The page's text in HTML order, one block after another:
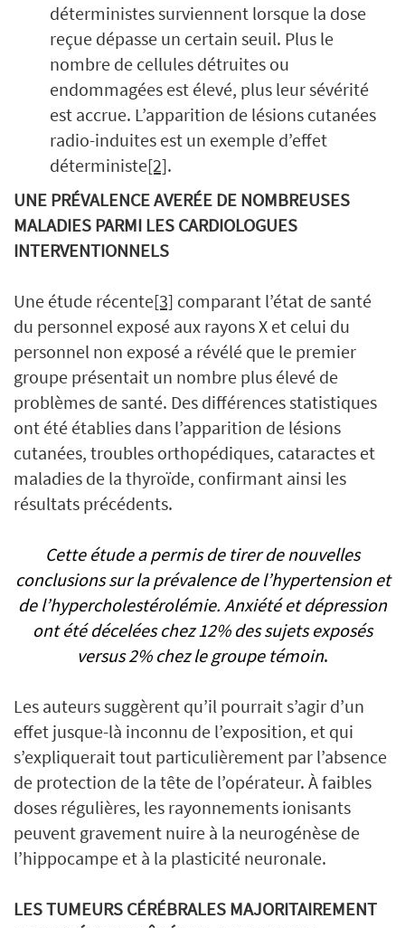
déterministes surviennent lorsque la dose
reçue dépasse un certain seuil. Plus le
nombre de cellules détruites ou
endommagées est élevé, plus leur sévérité
est accrue. L’apparition de lésions cutanées
radio-induites est un exemple d’effet
déterministe[2].
UNE PRÉVALENCE AVERÉE DE NOMBREUSES
MALADIES PARMI LES CARDIOLOGUES
INTERVENTIONNELS
Une étude récente[3] comparant l’état de santé
du personnel exposé aux rayons X et celui du
personnel non exposé a révélé que le premier
groupe présentait un nombre plus élevé de
problèmes de santé. Des différences statistiques
ont été établies dans l’apparition de lésions
cutanées, troubles orthopédiques, cataractes et
maladies de la thyroïde, confirmant ainsi les
résultats précédents.
Cette étude a permis de tirer de nouvelles
conclusions sur la prévalence de l’hypertension et
de l’hypercholestérolémie. Anxiété et dépression
ont été décelées chez 12% des sujets exposés
versus 2% chez le groupe témoin.
Les auteurs suggèrent qu’il pourrait s’agir d’un
effet jusque-là inconnu de l’exposition, et qui
s’expliquerait tout particulièrement par l’absence
de protection de la tête de l’opérateur. À faibles
doses régulières, les rayonnements ionisants
peuvent gravement nuire à la neurogénèse de
l’hippocampe et à la plasticité neuronale.
LES TUMEURS CÉRÉBRALES MAJORITAIREMENT